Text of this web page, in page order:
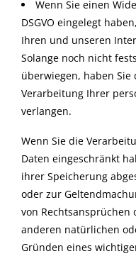
Wenn Sie einen
DSGVO eingelegt
Ihren und unseren
Solange noch nicht
überwiegen, haben Sie
Verarbeitung Ihrer
verlangen.
Wenn Sie die
Daten eingeschränkt
ihrer Speicherung
oder zur
von Rechtsansprüchen
anderen natürlichen
Gründen eines